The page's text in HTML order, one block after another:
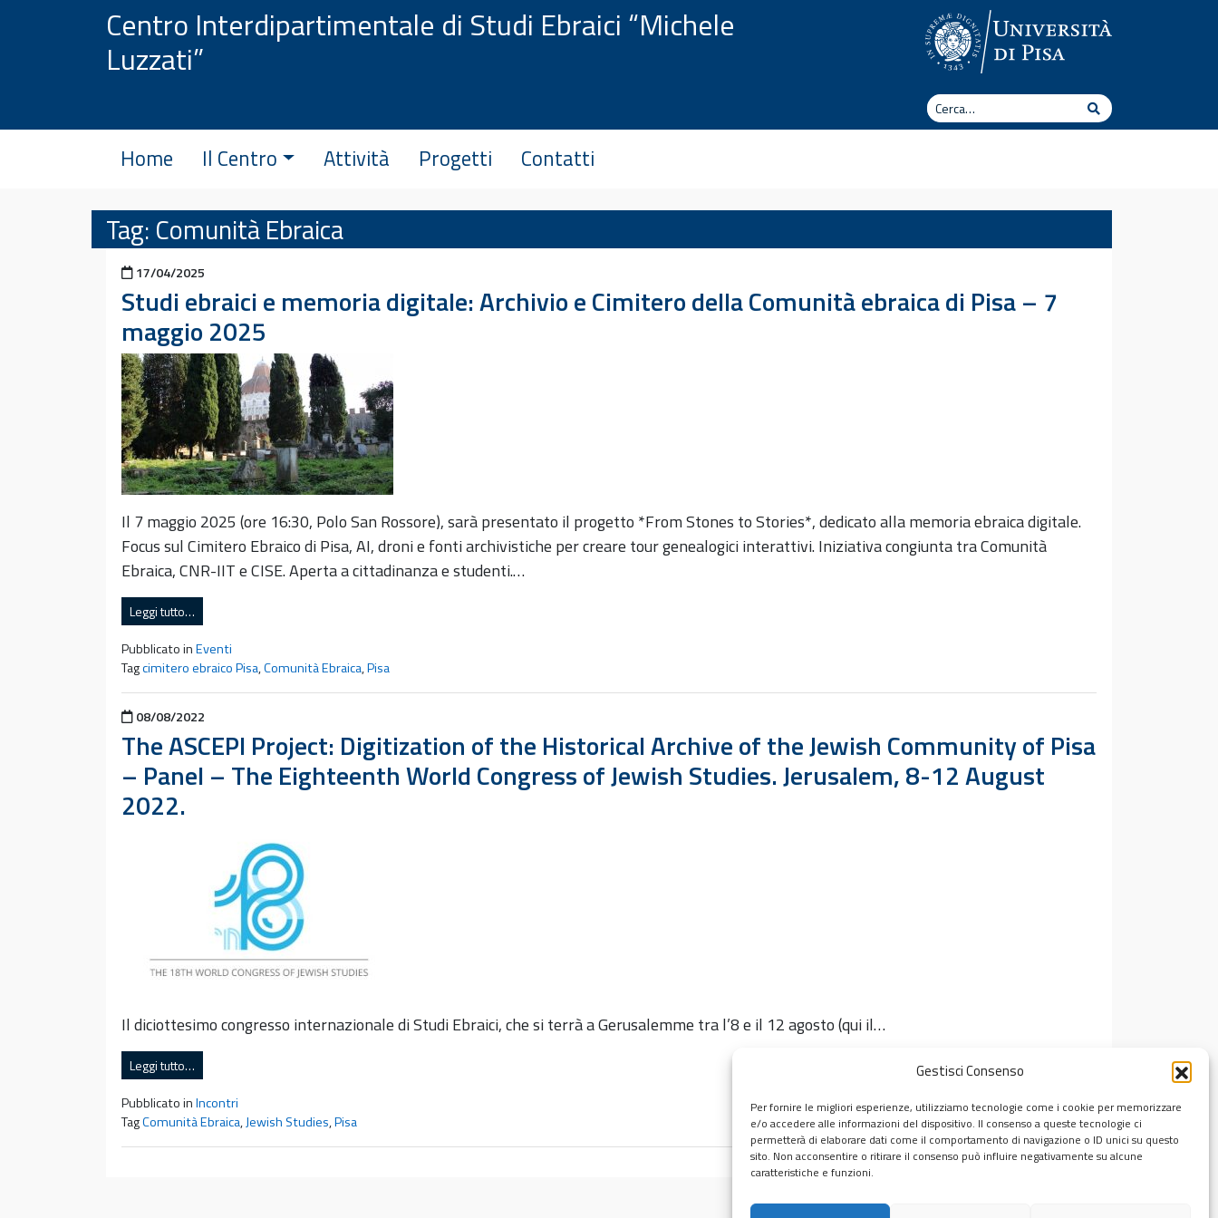
Gestisci Consenso
Per fornire le migliori esperienze, utilizziamo tecnologie come i cookie per memorizzare
e/o accedere alle informazioni del dispositivo. Il consenso a queste tecnologie ci
permetterà di elaborare dati come il comportamento di navigazione o ID unici su questo
sito. Non acconsentire o ritirare il consenso può influire negativamente su alcune
caratteristiche e funzioni.
Vai al contenutoCentro Interdipartimentale di Studi Ebraici “Michele
Luzzati”
Cerca
Cerca
Home Il Centro Attività Progetti Contatti
Tag: Comunità Ebraica
Pubblicato il
17/04/2025
Studi ebraici e memoria digitale: Archivio e Cimitero della Comunità ebraica di Pisa – 7
maggio 2025
Il 7 maggio 2025 (ore 16:30, Polo San Rossore), sarà presentato il progetto *From Stones to Stories*, dedicato alla memoria ebraica digitale.
Focus sul Cimitero Ebraico di Pisa, AI, droni e fonti archivistiche per creare tour genealogici interattivi. Iniziativa congiunta tra Comunità
Ebraica, CNR-IIT e CISE. Aperta a cittadinanza e studenti.…
Leggi tutto…
Pubblicato inEventi
Tagcimitero ebraico Pisa,Comunità Ebraica,Pisa
Pubblicato il
08/08/2022
The ASCEPI Project: Digitization of the Historical Archive of the Jewish Community of Pisa
– Panel – The Eighteenth World Congress of Jewish Studies. Jerusalem, 8-12 August
2022.
Il diciottesimo congresso internazionale di Studi Ebraici, che si terrà a Gerusalemme tra l’8 e il 12 agosto (qui il…
Leggi tutto…
Pubblicato inIncontri
TagComunità Ebraica,Jewish Studies,Pisa